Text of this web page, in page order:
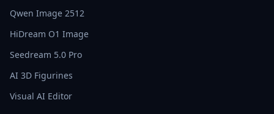
Qwen Image 2512
HiDream O1 Image
Seedream 5.0 Pro
AI 3D Figurines
Visual AI Editor